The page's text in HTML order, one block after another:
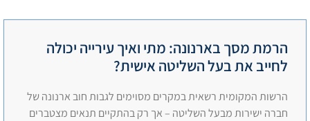
הרמת מסך בארנונה: מתי ואיך עירייה יכולה
לחייב את בעל השליטה אישית?
הרשות המקומית רשאית במקרים מסוימים לגבות חוב ארנונה של
חברה ישירות מבעל השליטה – אך רק בהתקיים תנאים מצטברים